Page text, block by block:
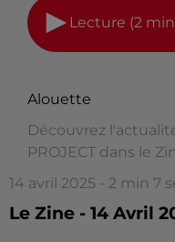
Lecture (2
Alouette
Découvrez
PROJECT dans le
14 avril 2025 - 2 min 7
Le Zine - 14 Avril